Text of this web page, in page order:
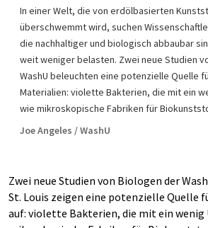
In einer Welt, die von erdölbasierten
überschwemmt wird, suchen
die nachhaltiger und biologisch abbaubar
weit weniger belasten. Zwei neue Studien
WashU beleuchten eine potenzielle Quelle
Materialien: violette Bakterien, die mit ein
wie mikroskopische Fabriken für
Joe Angeles / WashU
Zwei neue Studien von Biologen der
St. Louis zeigen eine potenzielle Quelle
auf: violette Bakterien, die mit ein